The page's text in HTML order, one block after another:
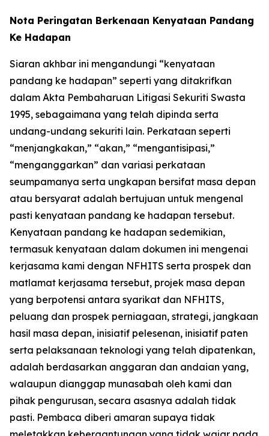
Nota Peringatan Berkenaan Kenyataan Pandang
Ke Hadapan
Siaran akhbar ini mengandungi “kenyataan
pandang ke hadapan” seperti yang ditakrifkan
dalam Akta Pembaharuan Litigasi Sekuriti Swasta
1995, sebagaimana yang telah dipinda serta
undang-undang sekuriti lain. Perkataan seperti
“menjangkakan,” “akan,” “mengantisipasi,”
“menganggarkan” dan variasi perkataan
seumpamanya serta ungkapan bersifat masa depan
atau bersyarat adalah bertujuan untuk mengenal
pasti kenyataan pandang ke hadapan tersebut.
Kenyataan pandang ke hadapan sedemikian,
termasuk kenyataan dalam dokumen ini mengenai
kerjasama kami dengan NFHITS serta prospek dan
matlamat kerjasama tersebut, projek masa depan
yang berpotensi antara syarikat dan NFHITS,
peluang dan prospek perniagaan, strategi, jangkaan
hasil masa depan, inisiatif pelesenan, inisiatif paten
serta pelaksanaan teknologi yang telah dipatenkan,
adalah berdasarkan anggaran dan andaian yang,
walaupun dianggap munasabah oleh kami dan
pihak pengurusan, secara asasnya adalah tidak
pasti. Pembaca diberi amaran supaya tidak